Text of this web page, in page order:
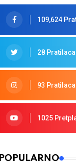
109,624
28 Pratilaca
93 Pratilaca
1025
POPULARNO